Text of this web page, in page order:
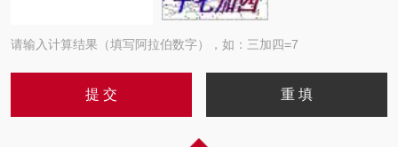
请输入计算结果（填写阿拉伯数字），如：三加四=7